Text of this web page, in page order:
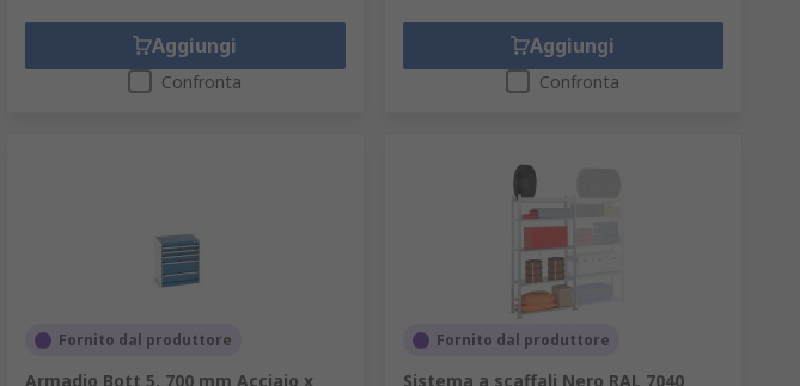
Aggiungi
Confronta
Aggiungi
Confronta
Fornito dal produttore
Armadio Bott 5, 700 mm Acciaio x
Fornito dal produttore
Sistema a scaffali Nero RAL 7040